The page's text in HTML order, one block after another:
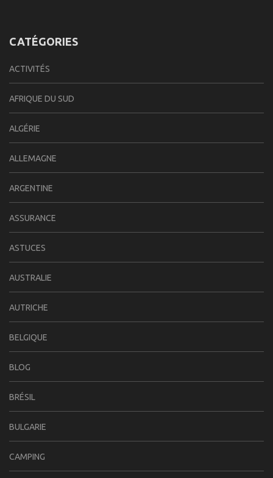
CATÉGORIES
ACTIVITÉS
AFRIQUE DU SUD
ALGÉRIE
ALLEMAGNE
ARGENTINE
ASSURANCE
ASTUCES
AUSTRALIE
AUTRICHE
BELGIQUE
BLOG
BRÉSIL
BULGARIE
CAMPING